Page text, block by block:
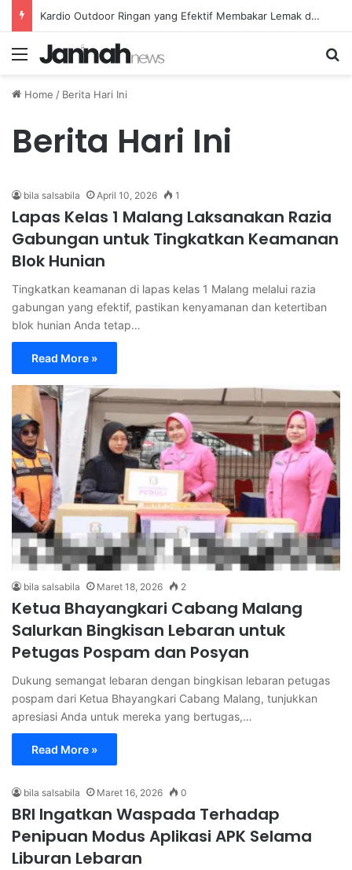
Kardio Outdoor Ringan yang Efektif Membakar Lemak dan Menyegarkan Tubuh Anda
Menu
Home / Berita Hari Ini
Berita Hari Ini
bila salsabila April 10, 2026 1
Lapas Kelas 1 Malang Laksanakan Razia
Gabungan untuk Tingkatkan Keamanan
Blok Hunian
Tingkatkan keamanan di lapas kelas 1 Malang melalui razia
gabungan yang efektif, pastikan kenyamanan dan ketertiban
blok hunian Anda tetap…
Read More »
bila salsabila Maret 18, 2026 2
Ketua Bhayangkari Cabang Malang
Salurkan Bingkisan Lebaran untuk
Petugas Pospam dan Posyan
Dukung semangat lebaran dengan bingkisan lebaran petugas
pospam dari Ketua Bhayangkari Cabang Malang, tunjukkan
apresiasi Anda untuk mereka yang bertugas,…
Read More »
bila salsabila Maret 16, 2026 0
BRI Ingatkan Waspada Terhadap
Penipuan Modus Aplikasi APK Selama
Liburan Lebaran